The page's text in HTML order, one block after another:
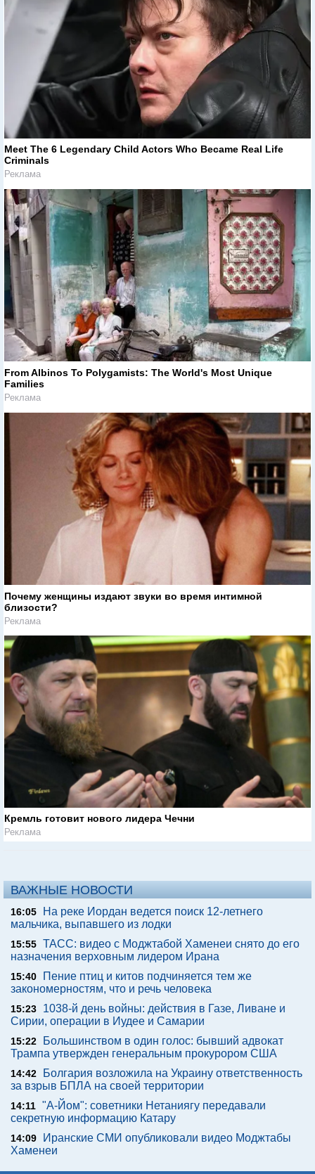
Meet The 6 Legendary Child Actors Who Became Real Life
Criminals
Реклама
From Albinos To Polygamists: The World's Most Unique
Families
Реклама
Почему женщины издают звуки во время интимной
близости?
Реклама
Кремль готовит нового лидера Чечни
Реклама
ВАЖНЫЕ НОВОСТИ
16:05
На реке Иордан ведется поиск 12-летнего
мальчика, выпавшего из лодки
15:55 ТАСС: видео с Моджтабой Хаменеи снято до его
назначения верховным лидером Ирана
15:40
Пение птиц и китов подчиняется тем же
закономерностям, что и речь человека
15:23
1038-й день войны: действия в Газе, Ливане и
Сирии, операции в Иудее и Самарии
15:22
Большинством в один голос: бывший адвокат
Трампа утвержден генеральным прокурором США
14:42
Болгария возложила на Украину ответственность
за взрыв БПЛА на своей территории
14:11 "А-Йом": советники Нетаниягу передавали
секретную информацию Катару
14:09
Иранские СМИ опубликовали видео Моджтабы
Хаменеи